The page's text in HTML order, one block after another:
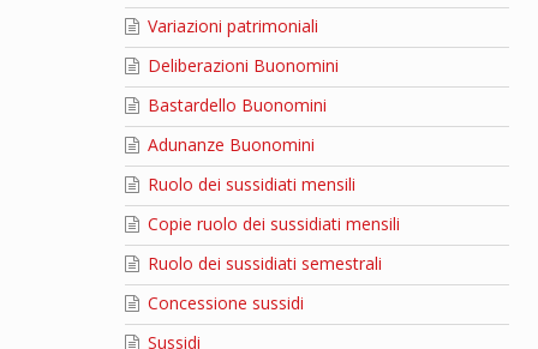
Variazioni patrimoniali
Deliberazioni Buonomini
Bastardello Buonomini
Adunanze Buonomini
Ruolo dei sussidiati mensili
Copie ruolo dei sussidiati mensili
Ruolo dei sussidiati semestrali
Concessione sussidi
Sussidi